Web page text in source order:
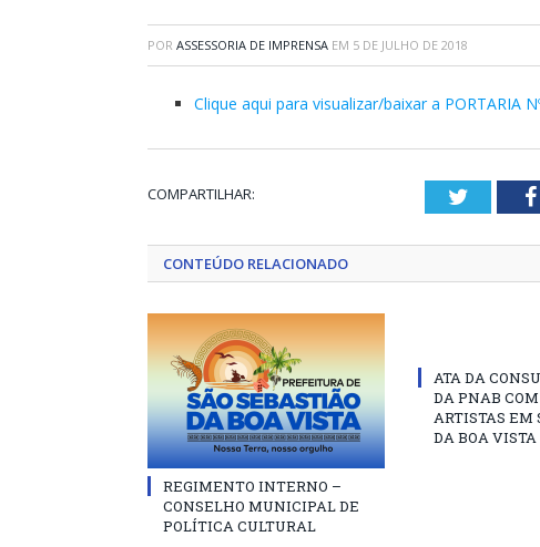
POR ASSESSORIA DE IMPRENSA EM 5 DE JULHO DE 2018
Clique aqui para visualizar/baixar a PORTARIA
COMPARTILHAR: Twitter
CONTEÚDO RELACIONADO
REGIMENTO INTERNO –
CONSELHO MUNICIPAL DE
POLÍTICA CULTURAL
ATA DA
DA PNAB
ARTISTAS EM
DA BOA VISTA